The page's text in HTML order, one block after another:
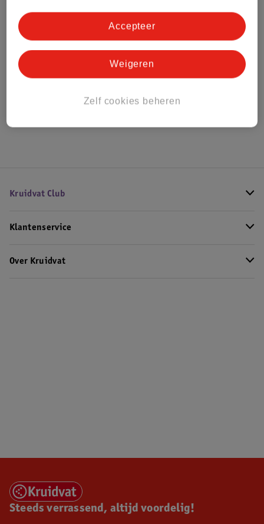
Bestel & Bezorginformatie
Bekijk ook
Kruidvat Club
Klantenservice
Over Kruidvat
Steeds verrassend, altijd voordelig!
Zelf cookies beheren
Weigeren
Accepteer